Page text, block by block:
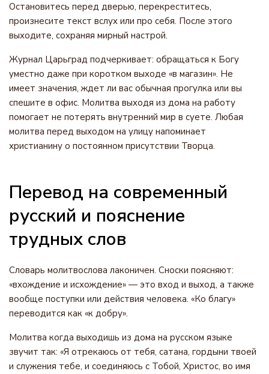
Остановитесь перед дверью, перекреститесь,
произнесите текст вслух или про себя. После этого
выходите, сохраняя мирный настрой.
Журнал Царьград подчеркивает: обращаться к Богу
уместно даже при коротком выходе «в магазин». Не
имеет значения, ждет ли вас обычная прогулка или вы
спешите в офис. Молитва выходя из дома на работу
помогает не потерять внутренний мир в суете. Любая
молитва перед выходом на улицу напоминает
христианину о постоянном присутствии Творца.
Перевод на современный
русский и пояснение
трудных слов
Словарь молитвослова лаконичен. Сноски поясняют:
«вхождение и исхождение» — это вход и выход, а также
вообще поступки или действия человека. «Ко благу»
переводится как «к добру».
Молитва когда выходишь из дома на русском языке
звучит так: «Я отрекаюсь от тебя, сатана, гордыни твоей
и служения тебе, и соединяюсь с Тобой, Христос, во имя